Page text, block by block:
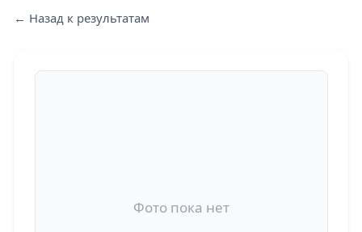
← Назад к результатам
Фото пока нет